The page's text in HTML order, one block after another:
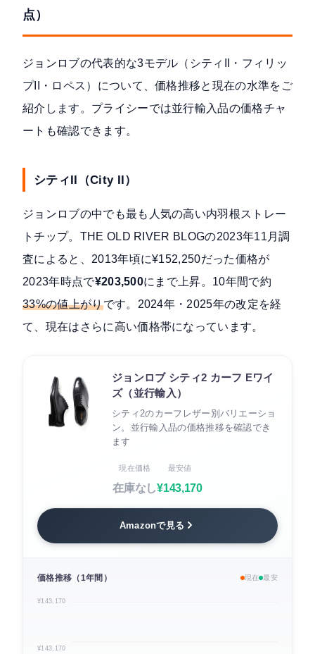
点）
ジョンロブの代表的な3モデル（シティII・フィリッ
プII・ロペス）について、価格推移と現在の水準をご
紹介します。プライシーでは並行輸入品の価格チャ
ートも確認できます。
シティII（City II）
ジョンロブの中でも最も人気の高い内羽根ストレー
トチップ。 THE OLD RIVER BLOGの2023年11月調
査によると、2013年頃に¥152,250だった価格が
2023年時点で¥203,500にまで上昇。10年間で約
33%の値上がりです。2024年・2025年の改定を経
て、現在はさらに高い価格帯になっています。
ジョンロブ シティ2 カーフ Eワイ
ズ（並行輸入）
シティ2のカーフレザー別バリエーショ
ン。並行輸入品の価格推移を確認でき
ます
現在価格
在庫なし
最安値
¥143,170
Amazonで見る
価格推移（1年間） 現在 最安
¥143,170
¥143,170